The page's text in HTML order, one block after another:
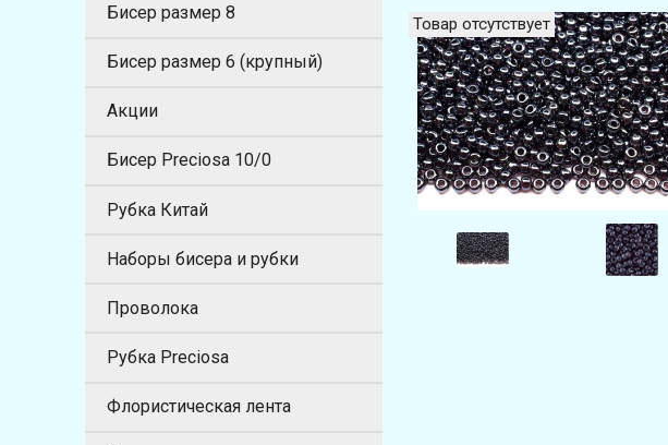
Товар отсутствует
Бисер размер 8
Бисер размер 6 (крупный)
Акции
Бисер Preciosa 10/0
Рубка Китай
Наборы бисера и рубки
Проволока
Рубка Preciosa
Флористическая лента